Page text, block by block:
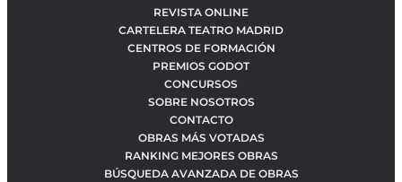
REVISTA ONLINE
CARTELERA TEATRO MADRID
CENTROS DE FORMACIÓN
PREMIOS GODOT
CONCURSOS
SOBRE NOSOTROS
CONTACTO
OBRAS MÁS VOTADAS
RANKING MEJORES OBRAS
BÚSQUEDA AVANZADA DE OBRAS